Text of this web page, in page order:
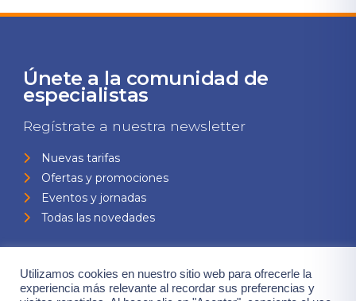
Únete a la comunidad de
especialistas
Regístrate a nuestra newsletter
Nuevas tarifas
Ofertas y promociones
Eventos y jornadas
Todas las novedades
Utilizamos cookies en nuestro sitio web para ofrecerle la
experiencia más relevante al recordar sus preferencias y